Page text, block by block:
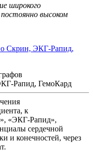
широкого
высоком
Рапид, ГемоКард
к
«ЭКГ-Рапид»,
сердечной
и конечностей, через